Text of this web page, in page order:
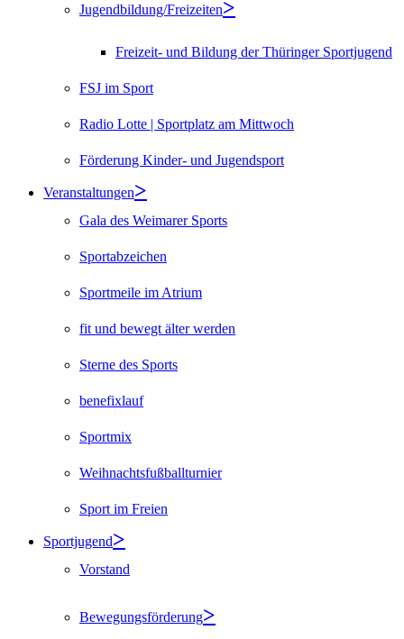
Jugendbildung/Freizeiten
Freizeit- und Bildung der Thüringer Sportjugend
FSJ im Sport
Radio Lotte | Sportplatz am Mittwoch
Förderung Kinder- und Jugendsport
Veranstaltungen
Gala des Weimarer Sports
Sportabzeichen
Sportmeile im Atrium
fit und bewegt älter werden
Sterne des Sports
benefixlauf
Sportmix
Weihnachtsfußballturnier
Sport im Freien
Sportjugend
Vorstand
Bewegungsförderung